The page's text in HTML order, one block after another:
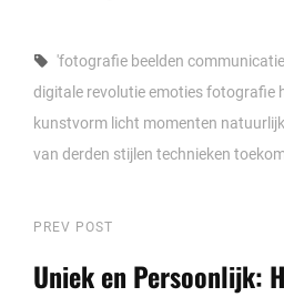
Tags,
'fotografie beelden
digitale revolutieemotiesfotografie
kunstvorm licht momenten
van derden stijlen technieken
Berichtnavigatie
Previous
Post
PREV POST
Uniek en Persoonlijk: